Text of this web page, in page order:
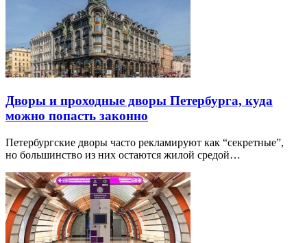
Дворы и проходные дворы Петербурга, куда
можно попасть законно
Петербургские дворы часто рекламируют как “секретные”,
но большинство из них остаются жилой средой…